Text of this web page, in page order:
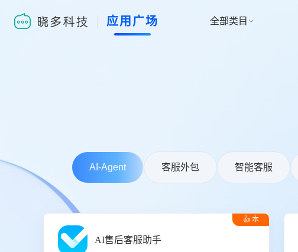
应用广场 全部类目 
AI-Agent 客服外包 智能客服
👍 本
AI售后客服助手